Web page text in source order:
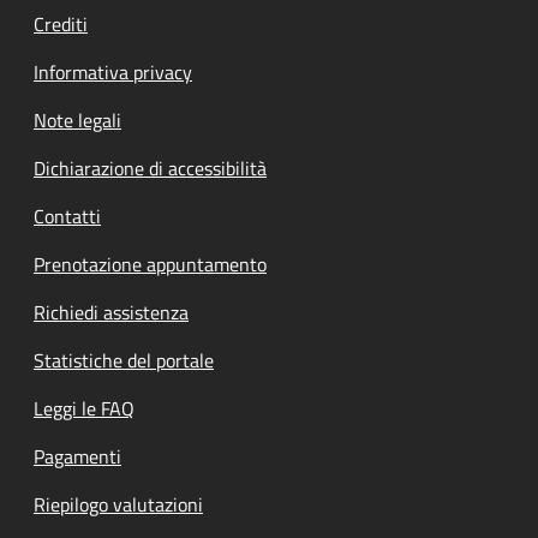
Crediti
Informativa privacy
Note legali
Dichiarazione di accessibilità
Contatti
Prenotazione appuntamento
Richiedi assistenza
Statistiche del portale
Leggi le FAQ
Pagamenti
Riepilogo valutazioni